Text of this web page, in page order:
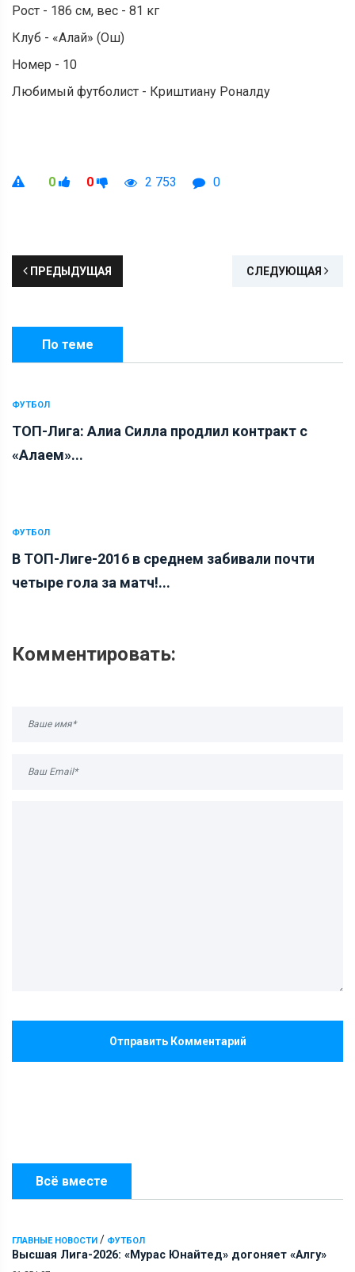
Всё вместе
ГЛАВНЫЕ НОВОСТИ / ФУТБОЛ
Высшая Лига-2026: «Мурас Юнайтед» догоняет «Алгу»
Рост - 186 см, вес - 81 кг
Клуб - «Алай» (Ош)
Номер - 10
Любимый футболист - Криштиану Роналду
0 0 2 753 0
ПРЕДЫДУЩАЯ СЛЕДУЮЩАЯ
По теме
ФУТБОЛ
ТОП-Лига: Алиа Силла продлил контракт с
«Алаем»...
ФУТБОЛ
В ТОП-Лиге-2016 в среднем забивали почти
четыре гола за матч!...
Комментировать:
Отправить Комментарий